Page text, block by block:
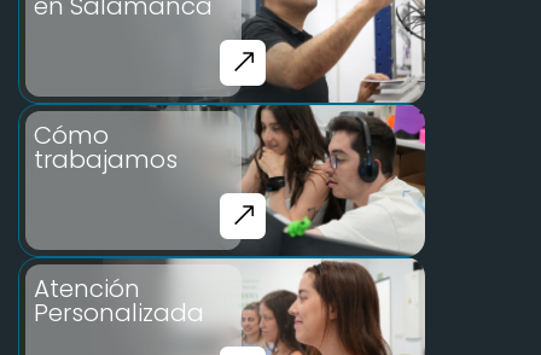
Cómo
trabajamos
Atención
Personalizada